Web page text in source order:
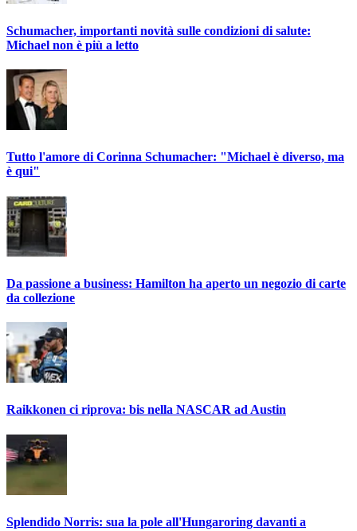
Schumacher, importanti novità sulle condizioni di salute:
Michael non è più a letto
Tutto l'amore di Corinna Schumacher: "Michael è diverso, ma
è qui"
Da passione a business: Hamilton ha aperto un negozio di carte
da collezione
Raikkonen ci riprova: bis nella NASCAR ad Austin
Splendido Norris: sua la pole all'Hungaroring davanti a